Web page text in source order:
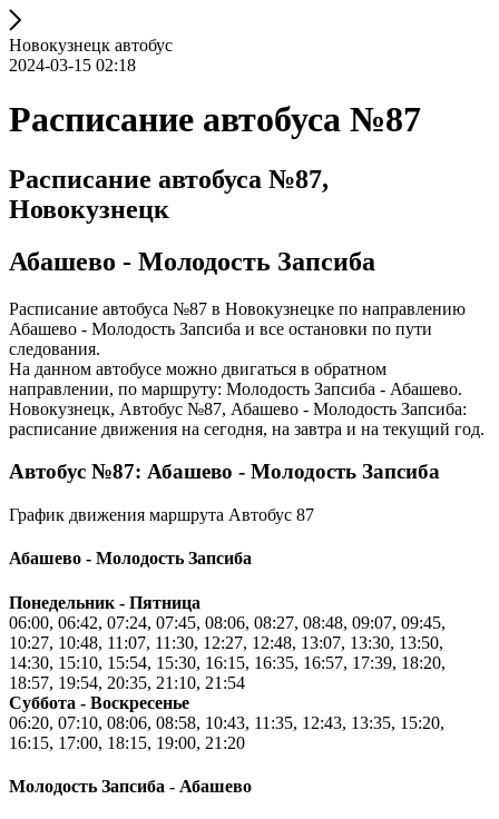
Новокузнецк автобус
2024-03-15 02:18
Расписание автобуса №87
Расписание автобуса №87,
Новокузнецк
Абашево - Молодость Запсиба
Расписание автобуса №87 в Новокузнецке по направлению
Абашево - Молодость Запсиба и все остановки по пути
следования.
На данном автобусе можно двигаться в обратном
направлении, по маршруту: Молодость Запсиба - Абашево.
Новокузнецк, Автобус №87, Абашево - Молодость Запсиба:
расписание движения на сегодня, на завтра и на текущий год.
Автобус №87: Абашево - Молодость Запсиба
График движения маршрута Автобус 87
Абашево - Молодость Запсиба
Понедельник - Пятница
06:00, 06:42, 07:24, 07:45, 08:06, 08:27, 08:48, 09:07, 09:45,
10:27, 10:48, 11:07, 11:30, 12:27, 12:48, 13:07, 13:30, 13:50,
14:30, 15:10, 15:54, 15:30, 16:15, 16:35, 16:57, 17:39, 18:20,
18:57, 19:54, 20:35, 21:10, 21:54
Суббота - Воскресенье
06:20, 07:10, 08:06, 08:58, 10:43, 11:35, 12:43, 13:35, 15:20,
16:15, 17:00, 18:15, 19:00, 21:20
Молодость Запсиба - Абашево